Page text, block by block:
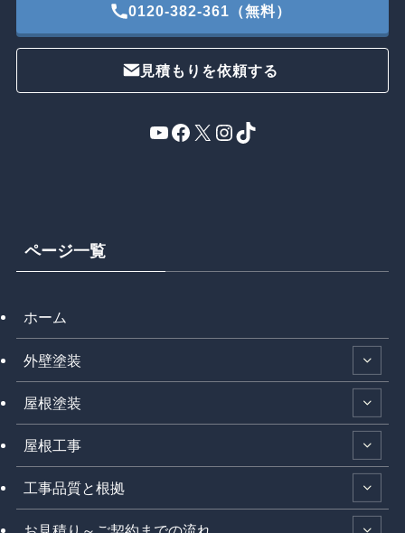
0120-382-361（無料）
見積もりを依頼する
YouTube
Facebook
X Instagram
TikTok
ページ一覧
ホーム
外壁塗装
屋根塗装
屋根工事
工事品質と根拠